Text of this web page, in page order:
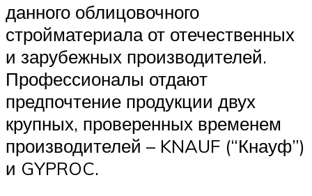
данного облицовочного
стройматериала от отечественных
и зарубежных производителей.
Профессионалы отдают
предпочтение продукции двух
крупных, проверенных временем
производителей – KNAUF (“Кнауф”)
и GYPROC.